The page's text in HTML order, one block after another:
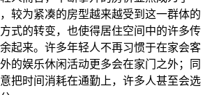
较为紧凑的房型越来越受到这一群体的
式的转变，也使得居住空间中的许多传
起来。许多年轻人不再习惯于在家会客
的娱乐休闲活动更多会在家门之外；同
把时间消耗在通勤上，许多人甚至会选